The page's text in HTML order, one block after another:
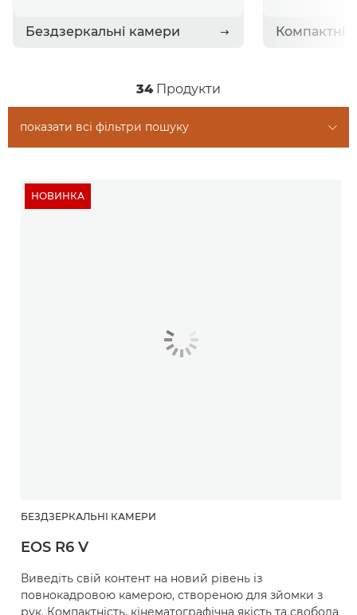
Бездзеркальні камери
34 Продукти
показати всі фільтри пошуку
НОВИНКА
БЕЗДЗЕРКАЛЬНІ КАМЕРИ
EOS R6 V
Виведіть свій контент на новий рівень із
повнокадровою камерою, створеною для зйомки з
рук. Компактність, кінематографічна якість та свобода